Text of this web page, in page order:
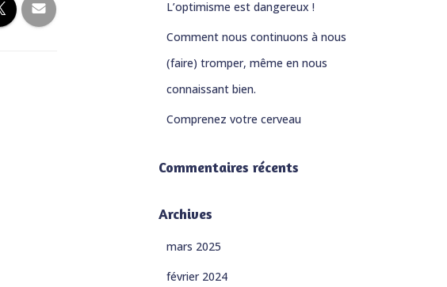
L’optimisme est dangereux !
Comment nous continuons à nous
(faire) tromper, même en nous
connaissant bien.
Comprenez votre cerveau
Commentaires récents
Archives
mars 2025
février 2024